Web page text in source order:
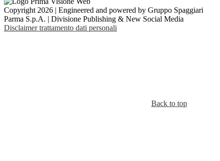
Copyright 2026 | Engineered and powered by Gruppo Spaggiari
Parma S.p.A. | Divisione Publishing & New Social Media
Disclaimer trattamento dati personali
Back to top